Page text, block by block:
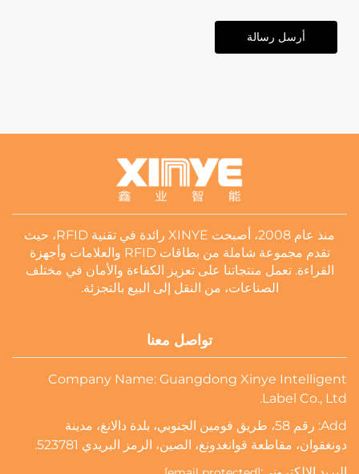
أرسل رسالة
منذ عام 2008، أصبحت XINYE رائدة في تقنية RFID، حيث
تقدم مجموعة شاملة من بطاقات RFID والعلامات وأجهزة
القراءة. تعمل منتجاتنا على تعزيز الكفاءة والأمان في مختلف
الصناعات، من النقل إلى البيع بالتجزئة.
تواصل معنا
Company Name: Guangdong Xinye Intelligent
Label Co., Ltd.
Add: رقم 58، طريق فومين الجنوبي، بلدة دالانغ، مدينة
دونغقوان، مقاطعة قوانغدونغ، الصين، الرمز البريدي 523781.